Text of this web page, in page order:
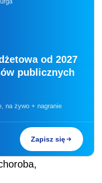
od 2027
publicznych
na żywo + nagranie
Zapisz się